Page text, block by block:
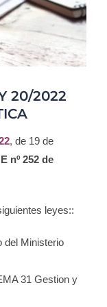
20/2022
, de 19 de
nº 252 de
leyes::
del Ministerio
31 Gestion y